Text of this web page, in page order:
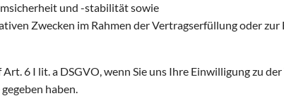
und -stabilität sowie
Zwecken im Rahmen der Vertragserfüllung oder
6 I lit. a DSGVO, wenn Sie uns Ihre Einwilligung zu
haben.